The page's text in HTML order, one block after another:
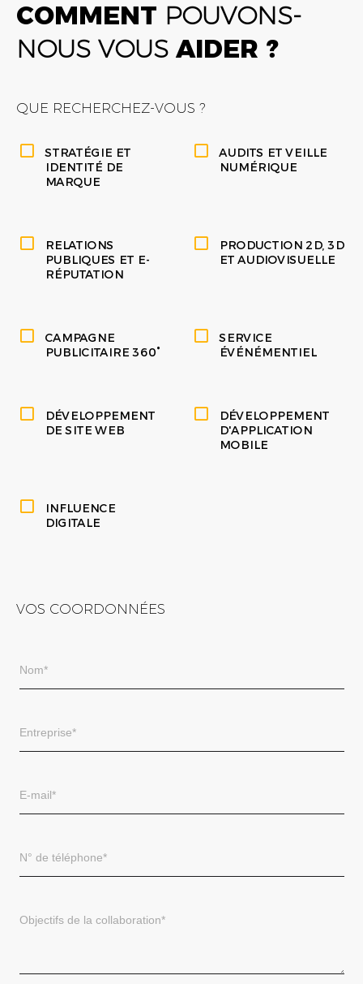
COMMENT POUVONS-
NOUS VOUS AIDER ?
QUE RECHERCHEZ-VOUS ?
STRATÉGIE ET
IDENTITÉ DE
MARQUE
AUDITS ET VEILLE
NUMÉRIQUE
RELATIONS
PUBLIQUES ET E-
RÉPUTATION
PRODUCTION 2D, 3D
ET AUDIOVISUELLE
CAMPAGNE
PUBLICITAIRE 360°
SERVICE
ÉVÉNÉMENTIEL
DÉVELOPPEMENT
DE SITE WEB
DÉVELOPPEMENT
D'APPLICATION
MOBILE
INFLUENCE
DIGITALE
VOS COORDONNÉES